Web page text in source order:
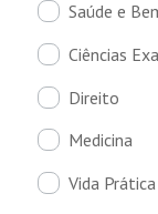
Saúde e
Ciências
Direito
Medicina
Vida Prática